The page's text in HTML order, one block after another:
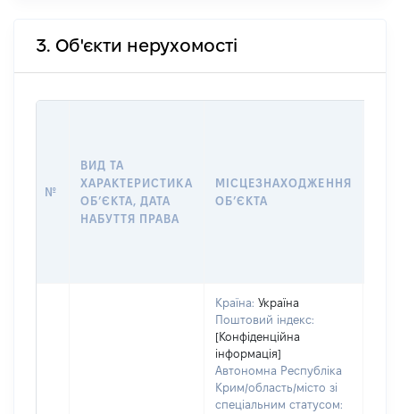
3. Об'єкти нерухомості
№
ВИД ТА
ХАРАКТЕРИСТИКА
ОБʼЄКТА, ДАТА
НАБУТТЯ ПРАВА
МІСЦЕЗНАХОДЖЕННЯ
ОБʼЄКТА
Країна: Україна
Поштовий індекс:
[Конфіденційна
інформація]
Автономна Республіка
Крим/область/місто зі
спеціальним статусом: